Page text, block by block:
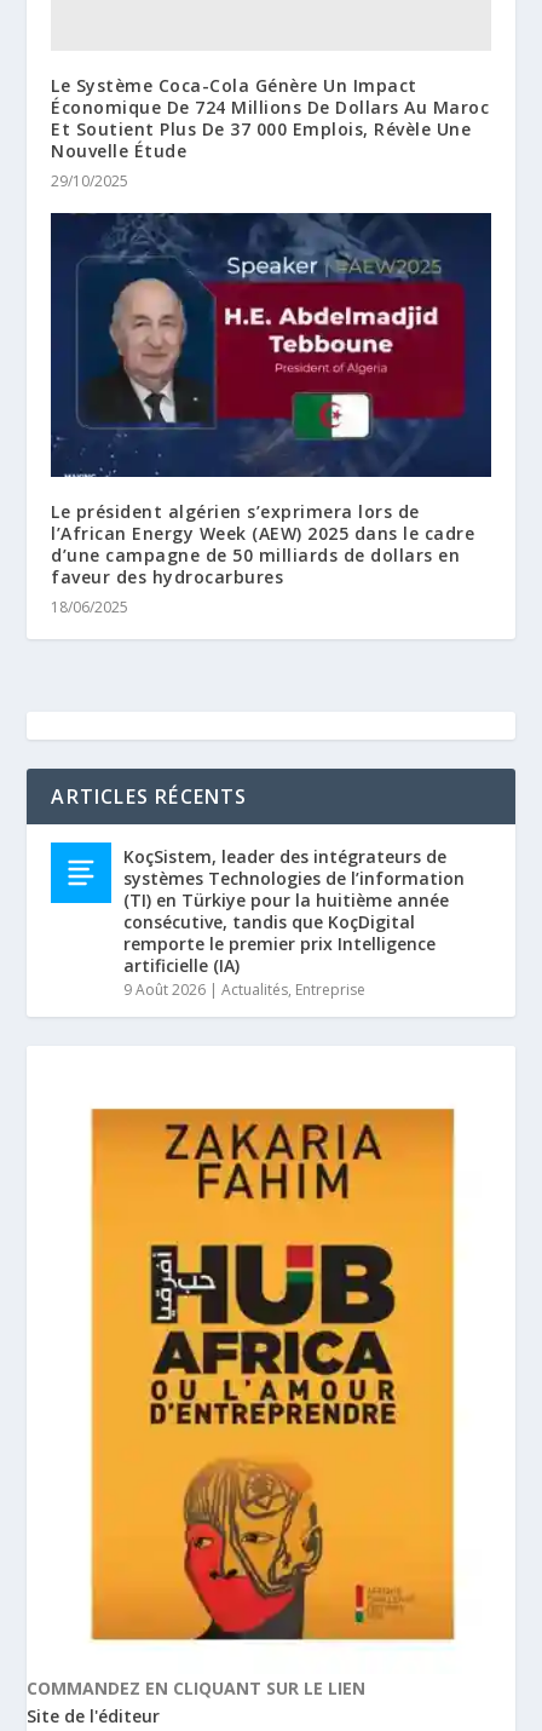
Le Système Coca-Cola Génère Un Impact
Économique De 724 Millions De Dollars Au Maroc
Et Soutient Plus De 37 000 Emplois, Révèle Une
Nouvelle Étude
29/10/2025
Le président algérien s’exprimera lors de
l’African Energy Week (AEW) 2025 dans le cadre
d’une campagne de 50 milliards de dollars en
faveur des hydrocarbures
18/06/2025
ARTICLES RÉCENTS
KoçSistem, leader des intégrateurs de
systèmes Technologies de l’information
(TI) en Türkiye pour la huitième année
consécutive, tandis que KoçDigital
remporte le premier prix Intelligence
artificielle (IA)
9 Août 2026 |Actualités, Entreprise
COMMANDEZ EN CLIQUANT SUR LE LIEN
Site de l'éditeur